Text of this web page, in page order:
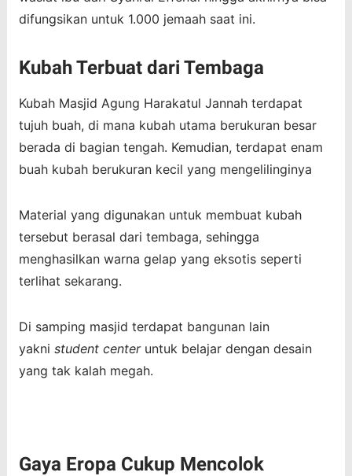
difungsikan untuk 1.000 jemaah saat ini.
Kubah Terbuat dari Tembaga
Kubah Masjid Agung Harakatul Jannah terdapat
tujuh buah, di mana kubah utama berukuran besar
berada di bagian tengah. Kemudian, terdapat enam
buah kubah berukuran kecil yang mengelilinginya
Material yang digunakan untuk membuat kubah
tersebut berasal dari tembaga, sehingga
menghasilkan warna gelap yang eksotis seperti
terlihat sekarang.
Di samping masjid terdapat bangunan lain
yakni student centeruntuk belajar dengan desain
yang tak kalah megah.
Gaya Eropa Cukup Mencolok